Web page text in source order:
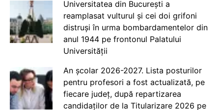
Universitatea din București a
reamplasat vulturul și cei doi grifoni
distruși în urma bombardamentelor din
anul 1944 pe frontonul Palatului
Universității
An școlar 2026-2027. Lista posturilor
pentru profesori a fost actualizată, pe
fiecare județ, după repartizarea
candidaților de la Titularizare 2026 pe